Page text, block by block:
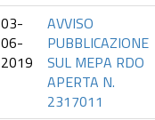
03-
06-
2019
AVVISO
PUBBLICAZIONE
SUL MEPA RDO
APERTA N.
2317011